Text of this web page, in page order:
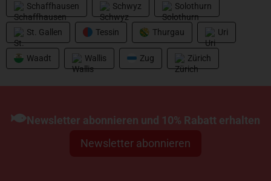
Schaffhausen Schwyz Solothurn
St. Gallen Tessin Thurgau Uri
Waadt Wallis Zug Zürich
Newsletter abonnieren und 10% Rabatt erhalten
Newsletter abonnieren